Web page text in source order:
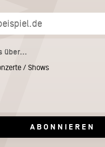
über...
/ Shows
ABONNIEREN